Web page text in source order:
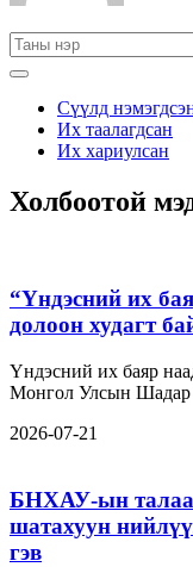
Сүүлд
Их таалагдсан
Их хариулсан
Холбоотой
“Үндэсний их
долоон худагт
Үндэсний их баяр
Монгол Улсын Шадар
2026-07-21
БНХАУ-ын
шатахуун
гэв